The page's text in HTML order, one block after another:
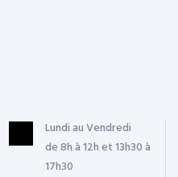
Lundi au Vendredi
de 8h à 12h et 13h30 à
17h30